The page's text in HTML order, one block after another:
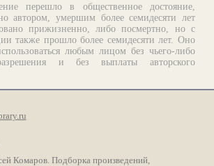
перешло в общественное достояние,
автором, умершим более семидесяти лет
прижизненно, либо посмертно, но с
также прошло более семидесяти лет. Оно
любым лицом без чьего-либо
и без выплаты авторского
Комаров. Подборка произведений,